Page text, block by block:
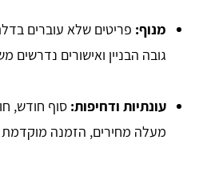
מנוף: פריטים שלא עוברים
גובה הבניין ואישורים נדרשים
עונתיות ודחיפות: סוף חודש,
מעלה מחירים, הזמנה